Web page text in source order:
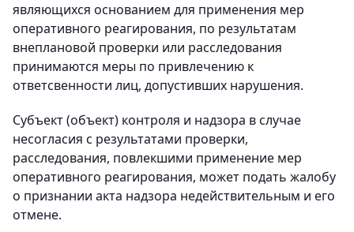
являющихся основанием для применения мер
оперативного реагирования, по результатам
внеплановой проверки или расследования
принимаются меры по привлечению к
ответсвенности лиц, допустивших нарушения.
Субъект (объект) контроля и надзора в случае
несогласия с результатами проверки,
расследования, повлекшими применение мер
оперативного реагирования, может подать жалобу
о признании акта надзора недействительным и его
отмене.